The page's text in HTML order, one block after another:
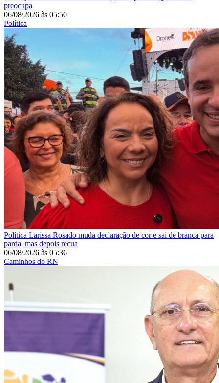
preocupa
06/08/2026 às 05:50
Política
Política Larissa Rosado muda declaração de cor e sai de branca para
parda, mas depois recua
06/08/2026 às 05:36
Caminhos do RN